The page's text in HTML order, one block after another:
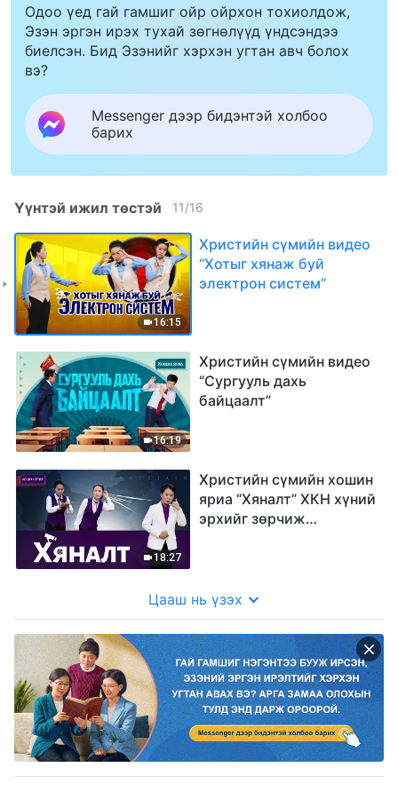
Одоо үед гай гамшиг ойр ойрхон тохиолдож,
Эзэн эргэн ирэх тухай зөгнөлүүд үндсэндээ
биелсэн. Бид Эзэнийг хэрхэн угтан авч болох
вэ?
Messenger дээр бидэнтэй холбоо
барих
Үүнтэй ижил төстэй 11/16
16:15
Христийн сүмийн видео
“Хотыг хянаж буй
электрон систем”
16:19
Христийн сүмийн видео
“Сургууль дахь
байцаалт”
18:27
Христийн сүмийн хошин
яриа “Хяналт” ХКН хүний
эрхийг зөрчиж
Цааш нь үзэх